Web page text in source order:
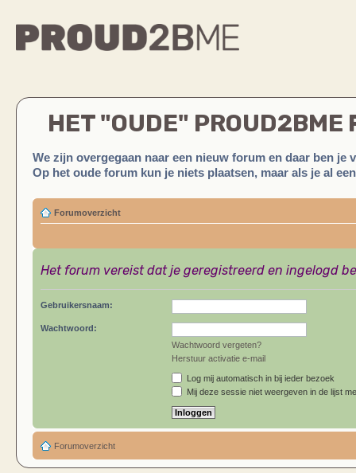
HET "OUDE" PROUD2BME
We zijn overgegaan naar een nieuw forum en daar ben je
Op het oude forum kun je niets plaatsen, maar als je al
Forumoverzicht
Het forum vereist dat je geregistreerd en ingelogd
Gebruikersnaam:
Wachtwoord:
Wachtwoord vergeten?
Herstuur activatie e-mail
Log mij automatisch in bij ieder bezoek
Mij deze sessie niet weergeven in de lijst
Forumoverzicht